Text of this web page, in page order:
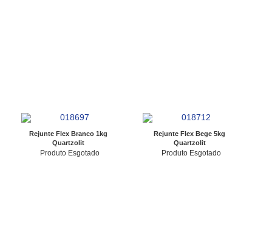
Rejunte Flex Branco 1kg
Quartzolit
Produto Esgotado
Rejunte Flex Bege 5kg
Quartzolit
Produto Esgotado